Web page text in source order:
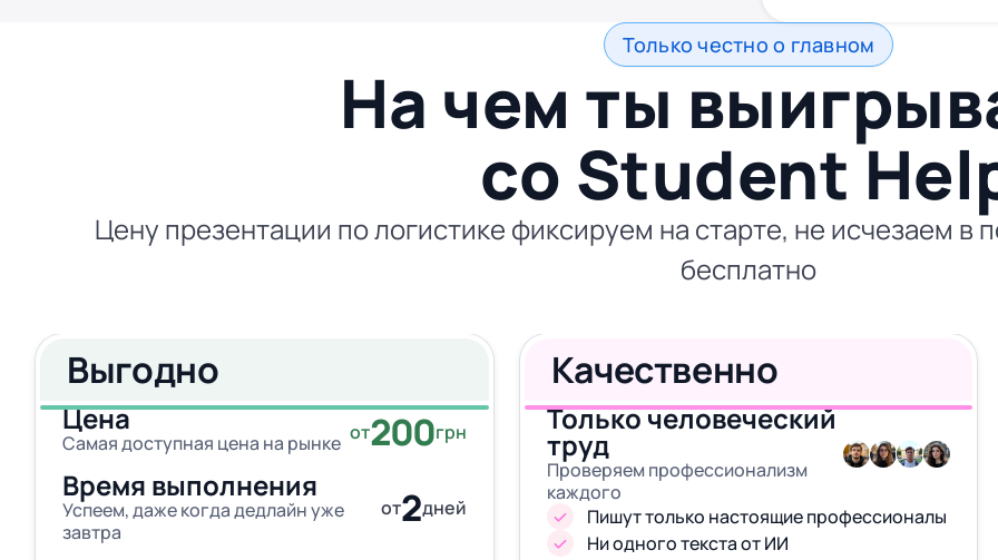
Только честно о главном
На чем ты
со Student
Цену презентации по логистике фиксируем на старте, не исчезаем в
бесплатно
Выгодно
Цена
Самая доступная цена на рынке от200грн
Время выполнения
Успеем, даже когда дедлайн уже
завтра
от2дней
Качественно
Только человеческий
труд
Проверяем профессионализм
каждого
Пишут только настоящие профессионалы
Ни одного текста от ИИ